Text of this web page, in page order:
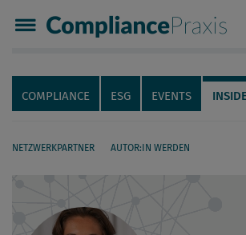
Compliance Praxis
Servicenavigation
Navigation
COMPLIANCE ESG EVENTS
NETZWERKPARTNER AUTOR:IN WERDEN